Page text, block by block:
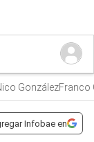
GonzálezFranco
Infobae en